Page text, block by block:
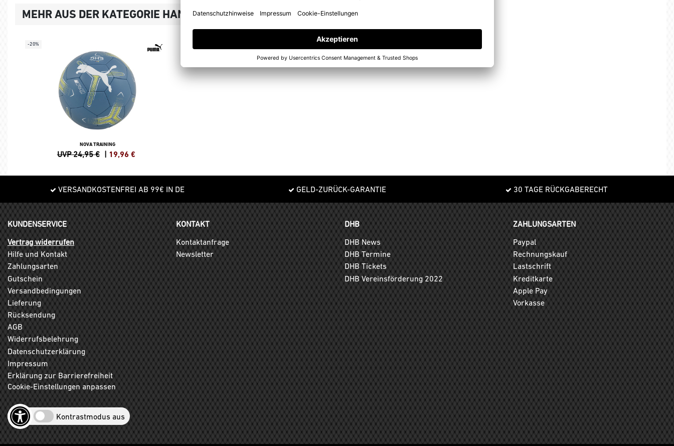
MEHR AUS DER KATEGORIE HANDBÄLLE
-20%
NOVA TRAINING
UVP 24,95 € | 19,96 €
VERSANDKOSTENFREI AB 99€ IN DE GELD-ZURÜCK-GARANTIE 30 TAGE RÜCKGABERECHT
KUNDENSERVICE
Vertrag widerrufen
Hilfe und Kontakt
Zahlungsarten
Gutschein
Versandbedingungen
Lieferung
Rücksendung
AGB
Widerrufsbelehrung
Datenschutzerklärung
Impressum
Erklärung zur Barrierefreiheit
Cookie-Einstellungen anpassen
Kontrastmodus aus
KONTAKT
Kontaktanfrage
Newsletter
DHB
DHB News
DHB Termine
DHB Tickets
DHB Vereinsförderung 2022
ZAHLUNGSARTEN
Paypal
Rechnungskauf
Lastschrift
Kreditkarte
Apple Pay
Vorkasse